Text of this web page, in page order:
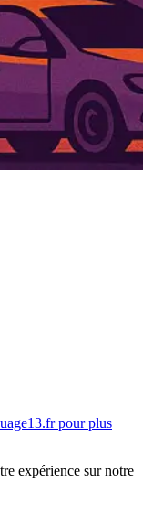
pour plus
expérience sur notre